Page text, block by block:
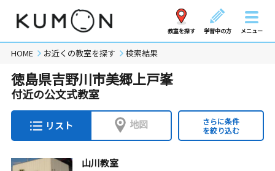
教室を探す 学習中の方 メニュー
HOME お近くの教室を探す 検索結果
徳島県吉野川市美郷上戸峯
付近の公文式教室
リスト 地図
さらに条件
を絞り込む
山川教室